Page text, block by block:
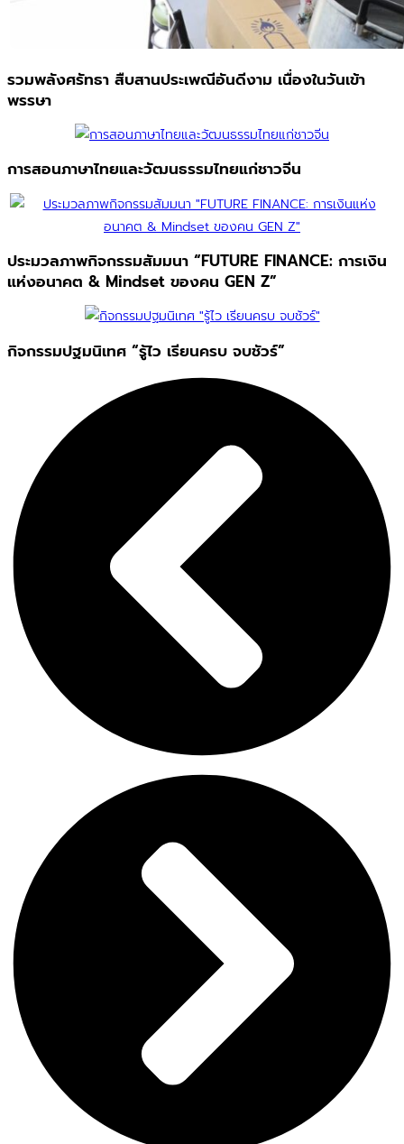
รวมพลังศรัทธา สืบสานประเพณีอันดีงาม เนื่องในวันเข้า
พรรษา
การสอนภาษาไทยและวัฒนธรรมไทยแก่ชาวจีน
ประมวลภาพกิจกรรมสัมมนา “FUTURE FINANCE: การเงิน
แห่งอนาคต & Mindset ของคน GEN Z”
กิจกรรมปฐมนิเทศ “รู้ไว เรียนครบ จบชัวร์”